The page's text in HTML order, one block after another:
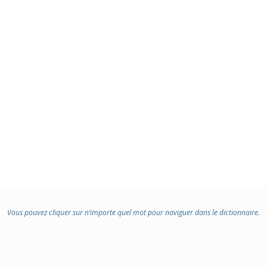
Vous pouvez cliquer sur n’importe quel mot pour naviguer dans le dictionnaire.